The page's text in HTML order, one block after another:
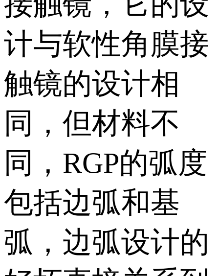
计与软性角膜接
触镜的设计相
同，但材料不
同，RGP的弧度
包括边弧和基
弧，边弧设计的